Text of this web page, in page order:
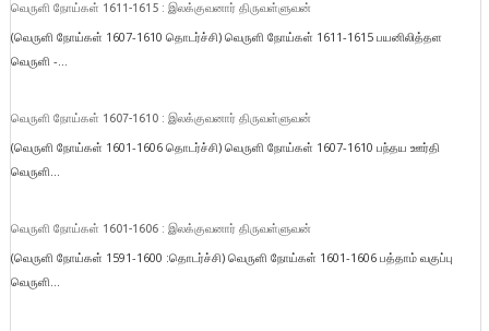
வெருளி நோய்கள் 1611-1615 : இலக்குவனார் திருவள்ளுவன்
(வெருளி நோய்கள் 1607-1610 தொடர்ச்சி) வெருளி நோய்கள் 1611-1615 பயனிலித்தள
வெருளி -...
வெருளி நோய்கள் 1607-1610 : இலக்குவனார் திருவள்ளுவன்
(வெருளி நோய்கள் 1601-1606 தொடர்ச்சி) வெருளி நோய்கள் 1607-1610 பந்தய ஊர்தி
வெருளி...
வெருளி நோய்கள் 1601-1606 : இலக்குவனார் திருவள்ளுவன்
(வெருளி நோய்கள் 1591-1600 :தொடர்ச்சி) வெருளி நோய்கள் 1601-1606 பத்தாம் வகுப்பு
வெருளி...